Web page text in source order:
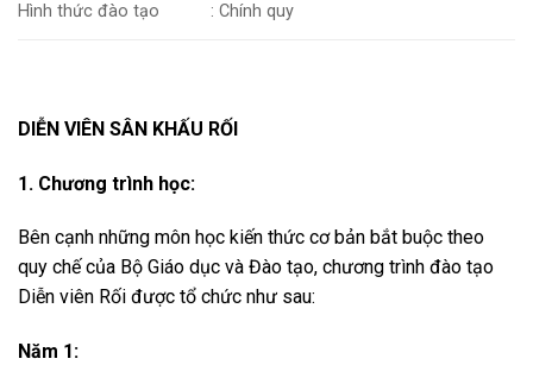
Hình thức đào tạo : Chính quy
DIỄN VIÊN SÂN KHẤU RỐI
1. Chương trình học:
Bên cạnh những môn học kiến thức cơ bản bắt buộc theo
quy chế của Bộ Giáo dục và Đào tạo, chương trình đào tạo
Diễn viên Rối được tổ chức như sau:
Năm 1: